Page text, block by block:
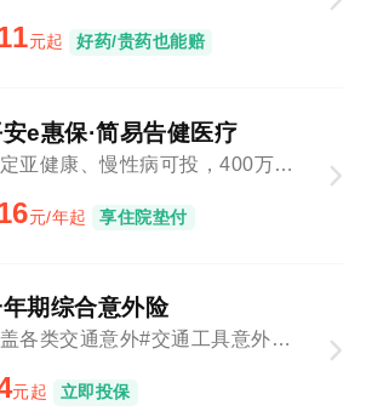
元起 好药/贵药也能赔
e惠保·简易告健医疗
特定亚健康、慢性病可投，400万保障总额
元/年起 享住院垫付
期综合意外险
涵盖各类交通意外#交通工具意外与意外事故叠加赔付
元起 立即投保